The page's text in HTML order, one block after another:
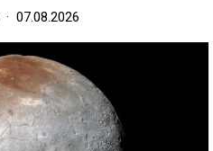
07.08.2026